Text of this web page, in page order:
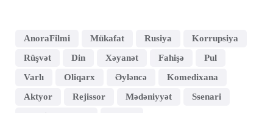
AnoraFilmi Mükafat Rusiya
Korrupsiya
Rüşvət
Din Xəyanət Fahişə
Pul
Varlı
Oliqarx Əyləncə
Komedixana
Aktyor
Rejissor Mədəniyyət
Ssenari